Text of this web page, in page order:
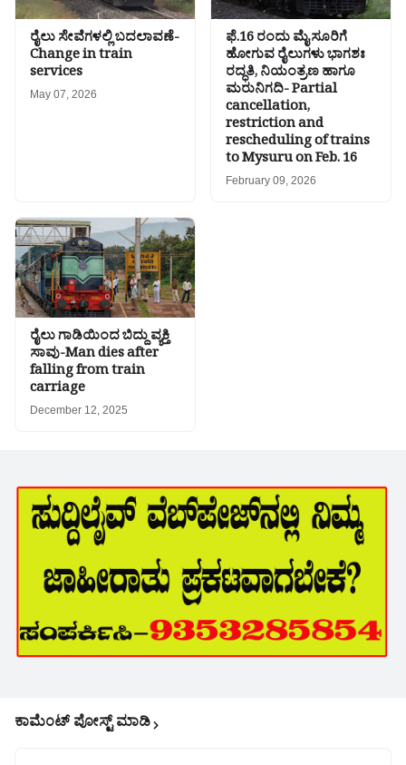
ರೈಲು ಸೇವೆಗಳಲ್ಲಿ ಬದಲಾವಣೆ-
Change in train
services
May 07, 2026
ಫೆ.16 ರಂದು ಮೈಸೂರಿಗೆ
ಹೋಗುವ ರೈಲುಗಳು ಭಾಗಶಃ
ರದ್ಧತಿ, ನಿಯಂತ್ರಣ ಹಾಗೂ
ಮರುನಿಗದಿ- Partial
cancellation,
restriction and
rescheduling of trains
to Mysuru on Feb. 16
February 09, 2026
ರೈಲು ಗಾಡಿಯಿಂದ ಬಿದ್ದು ವ್ಯಕ್ತಿ
ಸಾವು-Man dies after
falling from train
carriage
December 12, 2025
ಕಾಮೆಂಟ್‌‌ ಪೋಸ್ಟ್‌ ಮಾಡಿ